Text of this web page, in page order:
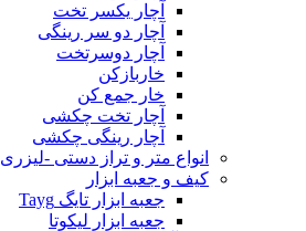
آچار یکسر تخت
آچار دو سر رینگی
آچار دوسرتخت
خاربازکن
خار جمع کن
آچار تخت چکشی
آچار رینگی چکشی
انواع متر و تراز دستی -لیزری
کیف و جعبه ابزار
جعبه ابزار تایگ Tayg
جعبه ابزار لیکوتا